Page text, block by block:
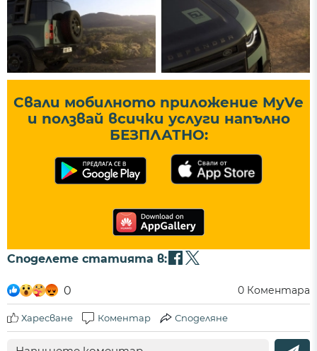
Свали мобилното приложение MyVe
и ползвай всички услуги напълно
БЕЗПЛАТНО:
Споделете статията в:
0 0 Коментара
Харесване Коментар Споделяне